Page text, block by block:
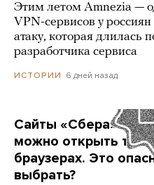
Этим летом Amnezia —
VPN-сервисов у
атаку, которая длилась
разработчика сервиса
ИСТОРИИ 6 дней назад
Сайты «Сбера» и
можно открыть
браузерах. Это
выбрать?